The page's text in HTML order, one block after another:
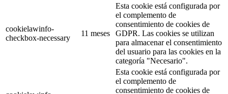
cookielawinfo-
checkbox-necessary
11 meses
Esta cookie está configurada por
el complemento de
consentimiento de cookies de
GDPR. Las cookies se utilizan
para almacenar el consentimiento
del usuario para las cookies en la
categoría "Necesario".
Esta cookie está configurada por
el complemento de
consentimiento de cookies de